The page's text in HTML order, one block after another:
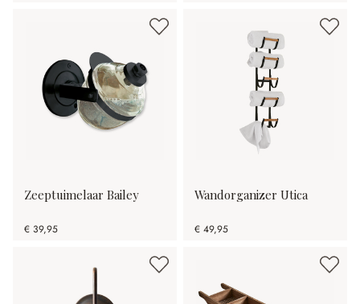
Zeeptuimelaar Bailey
€ 39,95
Wandorganizer Utica
€ 49,95